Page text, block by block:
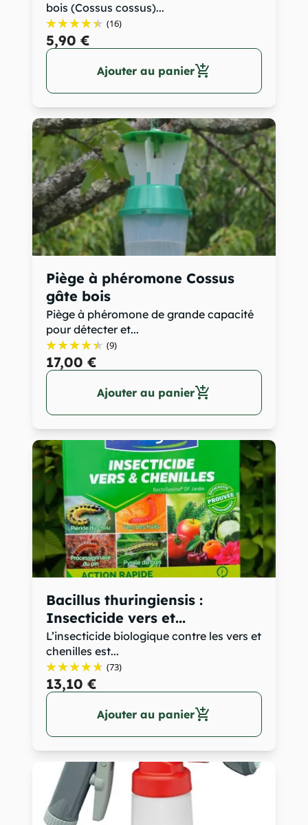
bois (Cossus cossus)...
(16)
5,90 €
Ajouter au panieradd_shopping_cart
Piège à phéromone Cossus
gâte bois
Piège à phéromone de grande capacité
pour détecter et...
(9)
17,00 €
Ajouter au panieradd_shopping_cart
Bacillus thuringiensis :
Insecticide vers et...
L’insecticide biologique contre les vers et
chenilles est...
(73)
13,10 €
Ajouter au panieradd_shopping_cart